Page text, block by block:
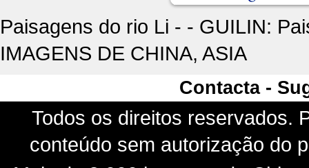
Paisagens do rio Li - - GUILIN:
IMAGENS DE CHINA, ASIA
Contacta -
Todos os direitos reservados.
conteúdo sem autorização do